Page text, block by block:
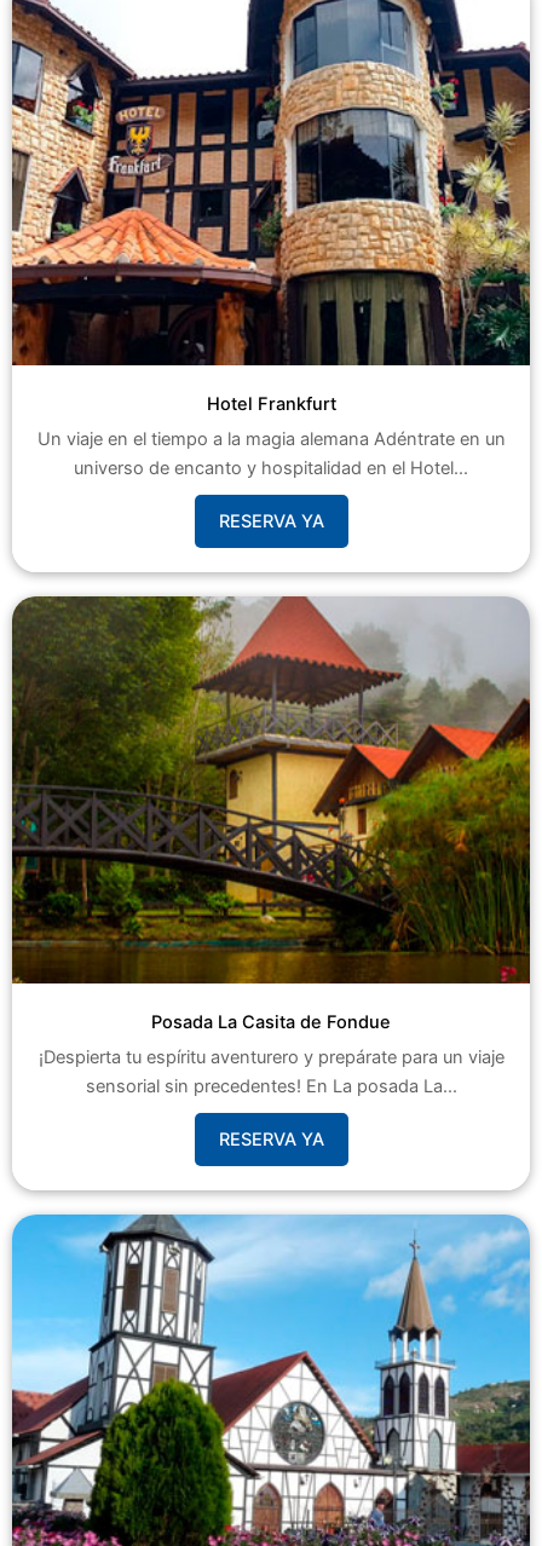
Hotel Frankfurt
Un viaje en el tiempo a la magia alemana Adéntrate en un
universo de encanto y hospitalidad en el Hotel...
RESERVA YA
Posada La Casita de Fondue
¡Despierta tu espíritu aventurero y prepárate para un viaje
sensorial sin precedentes! En La posada La...
RESERVA YA